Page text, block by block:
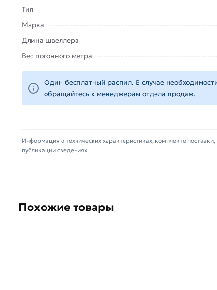
самовывоза.
Данний товар от производителя Северсталь
(наличие чека обязательно).
Тип
Марка
Длина швеллера
Вес погонного метра
Один бесплатный распил. В случае
обращайтесь к менеджерам отдела продаж.
Информация о технических характеристиках, комплекте
публикации сведениях
Похожие товары